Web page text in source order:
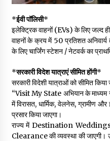
*ईवी पॉलिसी*
इलेक्ट्रिक वाहनों (EVs) के लिए जल्द ही
वाहनों के क्रय में 50 प्रतिशत
के लिए चार्जिंग स्टेशन / नेटवर्क का
*सरकारी विदेश यात्राएं सीमित होंगी*
सरकारी विदेशी यात्राओं को सीमित किया
“Visit My State अभियान के माध्यम से
में विरासत, धार्मिक, वेलनेस, ग्रामीण
प्रसार किया जाएगा।
राज्य में Destination
Clearance की व्यवस्था की जाएगी।